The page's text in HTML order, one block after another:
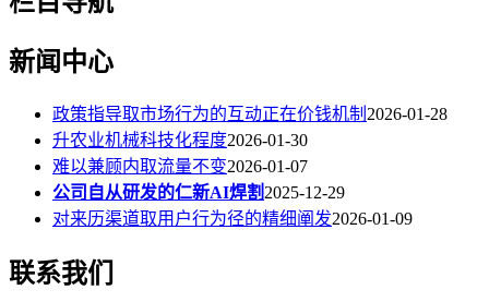
新闻中心
政策指导取市场行为的互动正在价钱机制 2026-01-28
升农业机械科技化程度2026-01-30
难以兼顾内取流量不变2026-01-07
公司自从研发的仁新AI焊割2025-12-29
对来历渠道取用户行为径的精细阐发2026-01-09
联系我们